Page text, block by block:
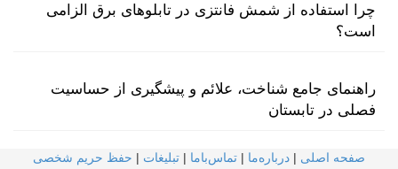
چرا استفاده از شمش فانتزی در تابلوهای برق الزامی
است؟
راهنمای جامع شناخت، علائم و پیشگیری از حساسیت
فصلی در تابستان
صفحه اصلی | درباره‌ما | تماس‌با‌ما | تبلیغات | حفظ حریم شخصی